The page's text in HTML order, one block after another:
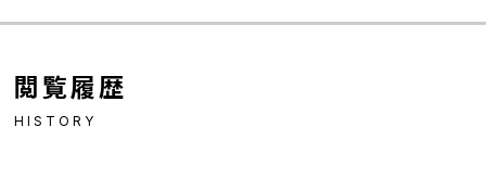
閲覧履歴
HISTORY